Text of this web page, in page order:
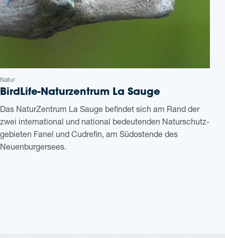
Natur
Bir­d­­Li­fe-Natur­­zen­­trum La Sauge
Das Natur­Zen­trum La Sauge befin­det sich am Rand der
zwei inter­na­tio­nal und natio­nal bedeu­ten­den Natur­schutz­
ge­bie­ten Fanel und Cud­re­fin, am Süd­ost­ende des
Neuenburgersees.